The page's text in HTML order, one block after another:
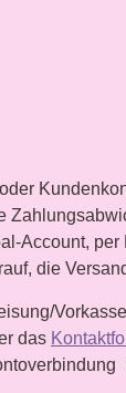
Account,
die
das